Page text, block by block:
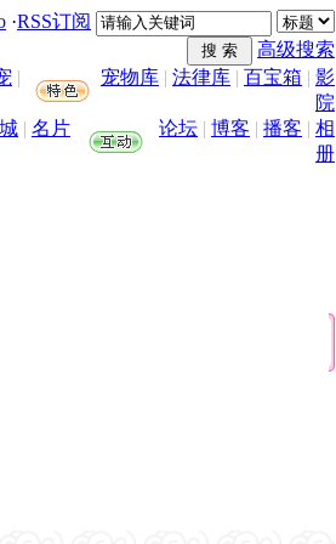
·RSS订阅
高级搜索
| 宠物库 | 法律库 | 百宝箱 | 影
院
| 名片 论坛 | 博客 | 播客 | 相
册